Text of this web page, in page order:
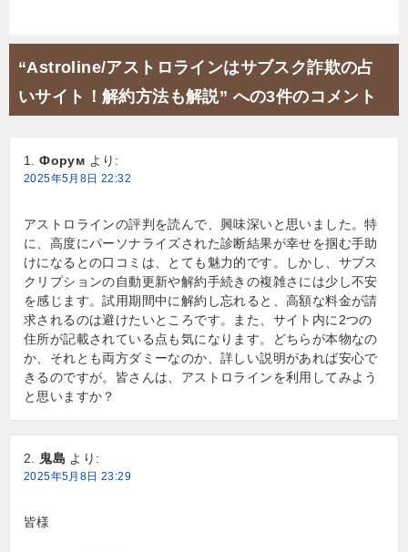
ビ
ゲ
ー
ョ
“Astroline/アストロラインはサブスク詐欺の占
いサイト！解約方法も解説” への3件のコメント
Форум より:
2025年5月8日 22:32
アストロラインの評判を読んで、興味深いと思いました。特
に、高度にパーソナライズされた診断結果が幸せを掴む手助
けになるとの口コミは、とても魅力的です。しかし、サブス
クリプションの自動更新や解約手続きの複雑さには少し不安
を感じます。試用期間中に解約し忘れると、高額な料金が請
求されるのは避けたいところです。また、サイト内に2つの
住所が記載されている点も気になります。どちらが本物なの
か、それとも両方ダミーなのか、詳しい説明があれば安心で
きるのですが。皆さんは、アストロラインを利用してみよう
と思いますか？
鬼島 より:
2025年5月8日 23:29
皆様